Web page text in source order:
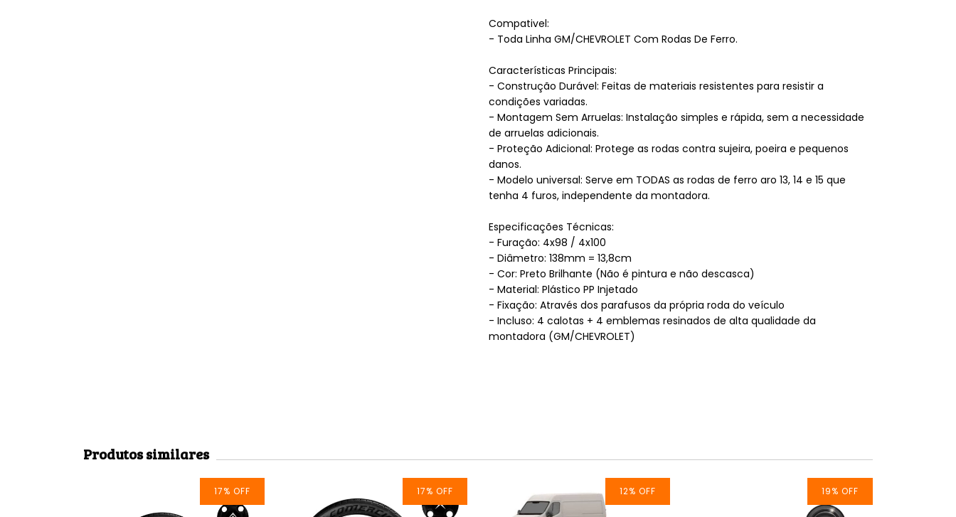
Compativel:
- Toda Linha GM/CHEVROLET Com Rodas De Ferro.
Características Principais:
- Construção Durável: Feitas de materiais resistentes para resistir a
condições variadas.
- Montagem Sem Arruelas: Instalação simples e rápida, sem a necessidade
de arruelas adicionais.
- Proteção Adicional: Protege as rodas contra sujeira, poeira e pequenos
danos.
- Modelo universal: Serve em TODAS as rodas de ferro aro 13, 14 e 15 que
tenha 4 furos, independente da montadora.
Especificações Técnicas:
- Furação: 4x98 / 4x100
- Diâmetro: 138mm = 13,8cm
- Cor: Preto Brilhante (Não é pintura e não descasca)
- Material: Plástico PP Injetado
- Fixação: Através dos parafusos da própria roda do veículo
- Incluso: 4 calotas + 4 emblemas resinados de alta qualidade da
montadora (GM/CHEVROLET)
Produtos similares
17% OFF 17% OFF 12% OFF 19% OFF